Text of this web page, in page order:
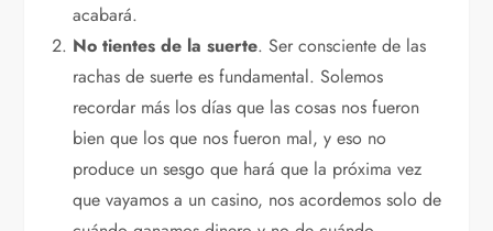
acabará.
No tientes de la suerte. Ser consciente de las
rachas de suerte es fundamental. Solemos
recordar más los días que las cosas nos fueron
bien que los que nos fueron mal, y eso no
produce un sesgo que hará que la próxima vez
que vayamos a un casino, nos acordemos solo de